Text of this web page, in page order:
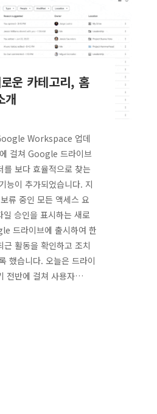
운 카테고리, 홈
Workspace 업데
걸쳐 Google 드라이브
를 보다 효율적으로 찾는
능이 추가되었습니다. 지
류 중인 모든 액세스 요
일 승인을 표시하는 새로
드라이브에 출시하여 한
근 활동을 확인하고 조치
했습니다. 오늘은 드라이
전반에 걸쳐 사용자…